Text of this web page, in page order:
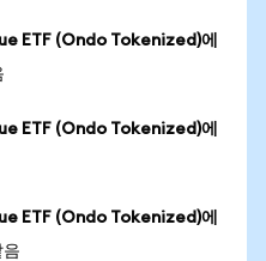
ETF (Ondo Tokenized)에
ETF (Ondo Tokenized)에
ETF (Ondo Tokenized)에
음